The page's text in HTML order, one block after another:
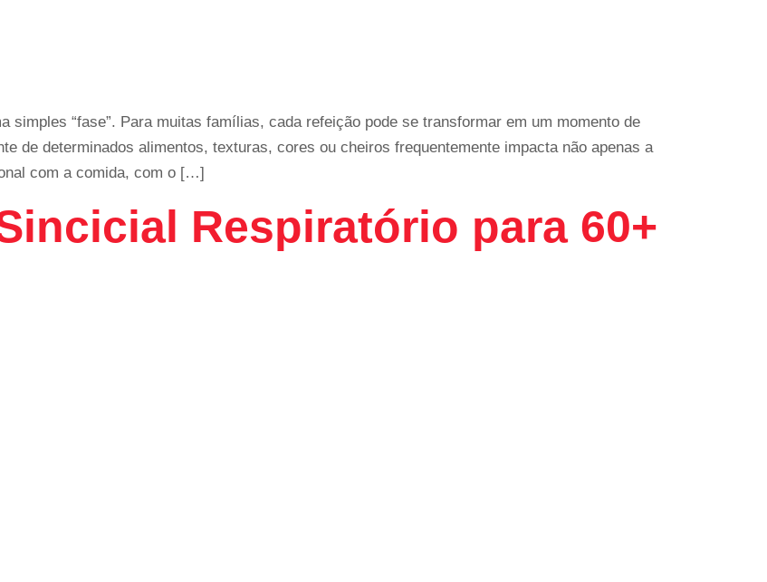
simples “fase”. Para muitas famílias, cada refeição pode se transformar em um momento de
de determinados alimentos, texturas, cores ou cheiros frequentemente impacta não apenas a
com a comida, com o […]
Respiratório para 60+